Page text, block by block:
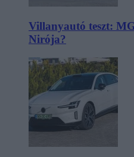
Villanyautó teszt:
Nirója?